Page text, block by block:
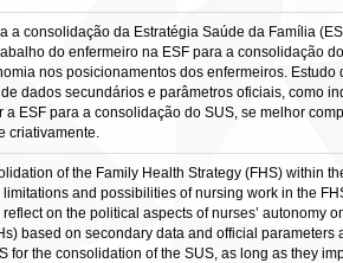
consolidação da Estratégia Saúde da Família
do enfermeiro na ESF para a consolidação
nos posicionamentos dos enfermeiros.
dados secundários e parâmetros oficiais, como
ESF para a consolidação do SUS, se melhor
criativamente.
of the Family Health Strategy (FHS) within
and possibilities of nursing work in the
on the political aspects of nurses’ autonomy
based on secondary data and official
for the consolidation of the SUS, as long as they